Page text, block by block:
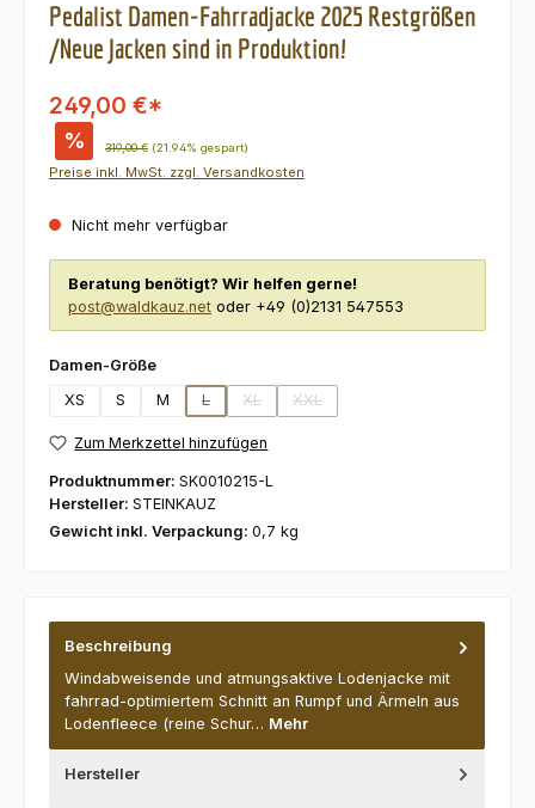
Pedalist Damen-Fahrradjacke 2025 Restgrößen
/Neue Jacken sind in Produktion!
249,00 €*
% Regulärer Preis:
319,00 € (21.94% gespart)
Preise inkl. MwSt. zzgl. Versandkosten
Nicht mehr verfügbar
Beratung benötigt? Wir helfen gerne!
post@waldkauz.net oder +49 (0)2131 547553
Damen-Größeauswählen
XS
S M L
(Diese Option ist zurzeit nicht verfügbar.)
XL
(Diese Option ist zurzeit nicht verfügbar.)
XXL
(Diese Option ist zurzeit nicht
Zum Merkzettel hinzufügen
Produktnummer: SK0010215-L
Hersteller: STEINKAUZ
Gewicht inkl. Verpackung: 0,7 kg
Beschreibung
Windabweisende und atmungsaktive Lodenjacke mit
fahrrad-optimiertem Schnitt an Rumpf und Ärmeln aus
Lodenfleece (reine Schur… Mehr
Hersteller